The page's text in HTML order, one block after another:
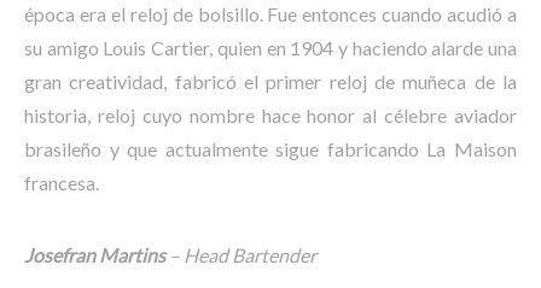
época era el reloj de bolsillo. Fue entonces cuando acudió a
su amigo Louis Cartier, quien en 1904 y haciendo alarde una
gran creatividad, fabricó el primer reloj de muñeca de la
historia, reloj cuyo nombre hace honor al célebre aviador
brasileño y que actualmente sigue fabricando La Maison
francesa.
Josefran Martins– Head Bartender